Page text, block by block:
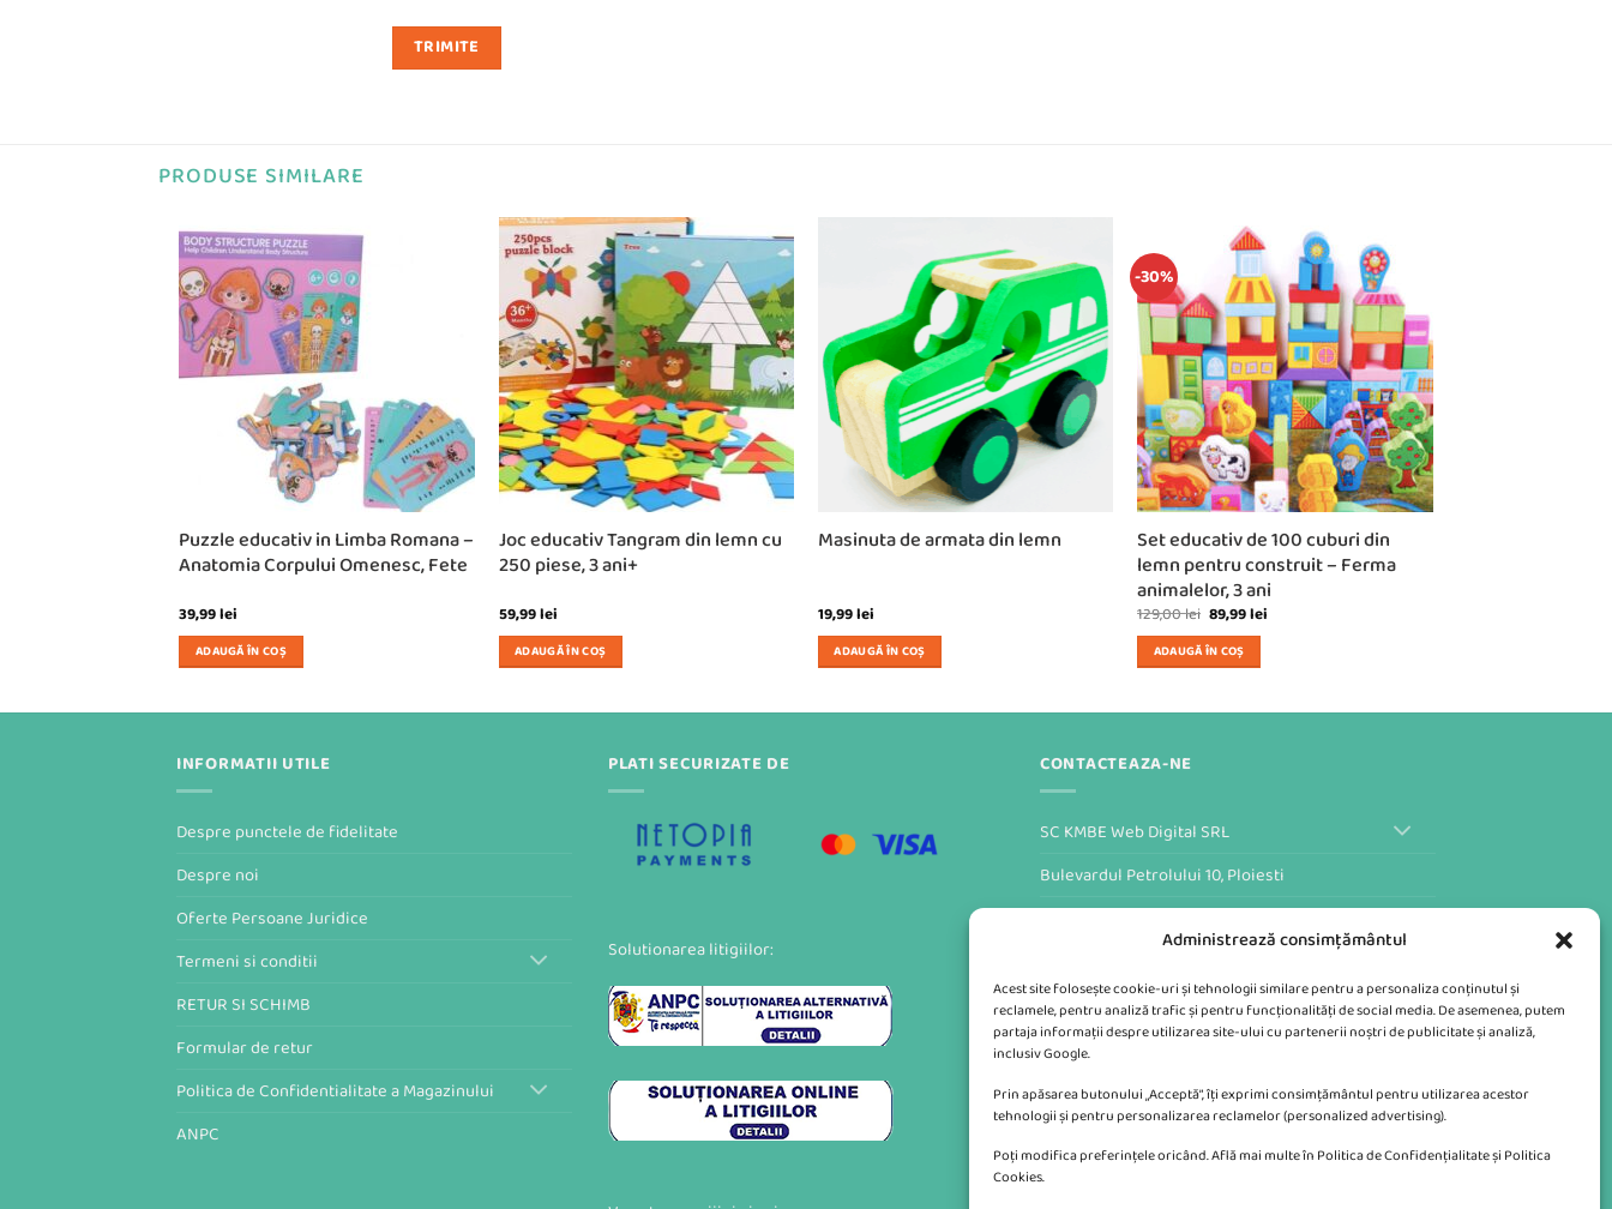
Administrează consimțământul
Acest site folosește cookie-uri și tehnologii similare pentru a personaliza conținutul și
reclamele, pentru analiză trafic și pentru funcționalități de social media. De asemenea, putem
partaja informații despre utilizarea site-ului cu partenerii noștri de publicitate și analiză,
inclusiv Google.
Prin apăsarea butonului „Acceptă”, îți exprimi consimțământul pentru utilizarea acestor
tehnologii și pentru personalizarea reclamelor (personalized advertising).
Poți modifica preferințele oricând. Află mai multe în Politica de Confidențialitate și Politica
Cookies.
PRODUSE SIMILARE
Puzzle educativ in Limba Romana –
Anatomia Corpului Omenesc, Fete
39,99lei
ADAUGĂ ÎN COȘ
Joc educativ Tangram din lemn cu
250 piese, 3 ani+
59,99lei
ADAUGĂ ÎN COȘ
Masinuta de armata din lemn
19,99lei
ADAUGĂ ÎN COȘ
-30%
Set educativ de 100 cuburi din
lemn pentru construit – Ferma
animalelor, 3 ani
129,00lei Prețul
inițial
a
fost:
129,00 lei.
89,99leiPrețul
ADAUGĂ ÎN COȘ
INFORMATII UTILE
Despre punctele de fidelitate
Despre noi
Oferte Persoane Juridice
Termeni si conditii
RETUR SI SCHIMB
Formular de retur
Politica de Confidentialitate a Magazinului
ANPC
PLATI SECURIZATE DE
Solutionarea litigiilor:
CONTACTEAZA-NE
SC KMBE Web Digital SRL
Bulevardul Petrolului 10, Ploiesti